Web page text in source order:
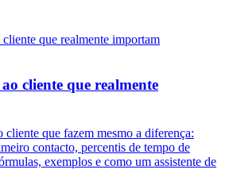
cliente que realmente
cliente que fazem mesmo a diferença:
contacto, percentis de tempo de
exemplos e como um assistente de